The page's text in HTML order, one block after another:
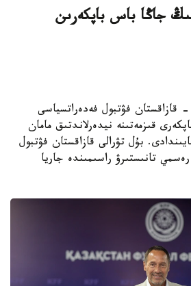
جاڭا باس باپكەرىن
استانا. KAZINFORM - قازاقستان فۋتبول فەدەراتسياسى
قىزمەتىنە نيدەرلاندتىق مامان
بۇل تۋرالى قازاقستان فۋتبول
تانىستىرۋ راسىمىندە جاريا